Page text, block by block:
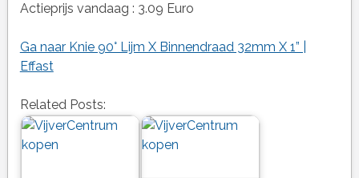
Actieprijs vandaag : 3.09 Euro
Ga naar Knie 90° Lijm X Binnendraad 32mm X 1” |
Effast
Related Posts: